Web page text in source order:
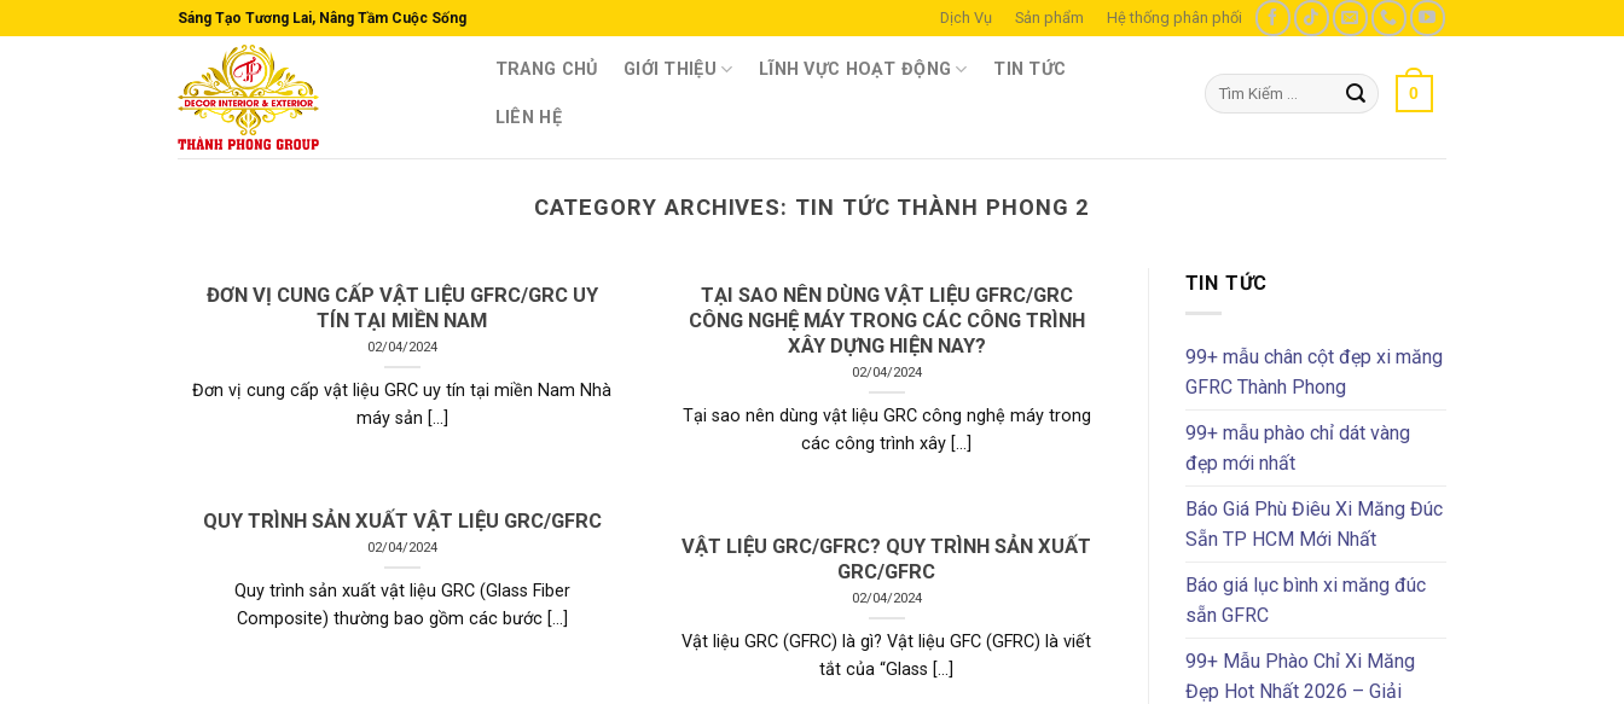
to
Sáng Tạo Tương Lai, Nâng Tầm Cuộc Sống Dịch Vụ Sản phẩm Hệ thống phân phối
TRANG CHỦ GIỚI THIỆU LĨNH VỰC HOẠT ĐỘNG TIN TỨC
LIÊN HỆ
Tìm
kiếm:
0
CATEGORY ARCHIVES: TIN TỨC THÀNH PHONG 2
ĐƠN VỊ CUNG CẤP VẬT LIỆU GFRC/GRC UY
TÍN TẠI MIỀN NAM
02/04/2024
Đơn vị cung cấp vật liệu GRC uy tín tại miền Nam Nhà
máy sản [...]
TẠI SAO NÊN DÙNG VẬT LIỆU GFRC/GRC
CÔNG NGHỆ MÁY TRONG CÁC CÔNG TRÌNH
XÂY DỰNG HIỆN NAY?
02/04/2024
Tại sao nên dùng vật liệu GRC công nghệ máy trong
các công trình xây [...]
QUY TRÌNH SẢN XUẤT VẬT LIỆU GRC/GFRC
02/04/2024
Quy trình sản xuất vật liệu GRC (Glass Fiber
Composite) thường bao gồm các bước [...]
VẬT LIỆU GRC/GFRC? QUY TRÌNH SẢN XUẤT
GRC/GFRC
02/04/2024
Vật liệu GRC (GFRC) là gì? Vật liệu GFC (GFRC) là viết
tắt của “Glass [...]
TIN TỨC
99+ mẫu chân cột đẹp xi măng
GFRC Thành Phong
99+ mẫu phào chỉ dát vàng
đẹp mới nhất
Báo Giá Phù Điêu Xi Măng Đúc
Sẵn TP HCM Mới Nhất
Báo giá lục bình xi măng đúc
sẵn GFRC
99+ Mẫu Phào Chỉ Xi Măng
Đẹp Hot Nhất 2026 – Giải